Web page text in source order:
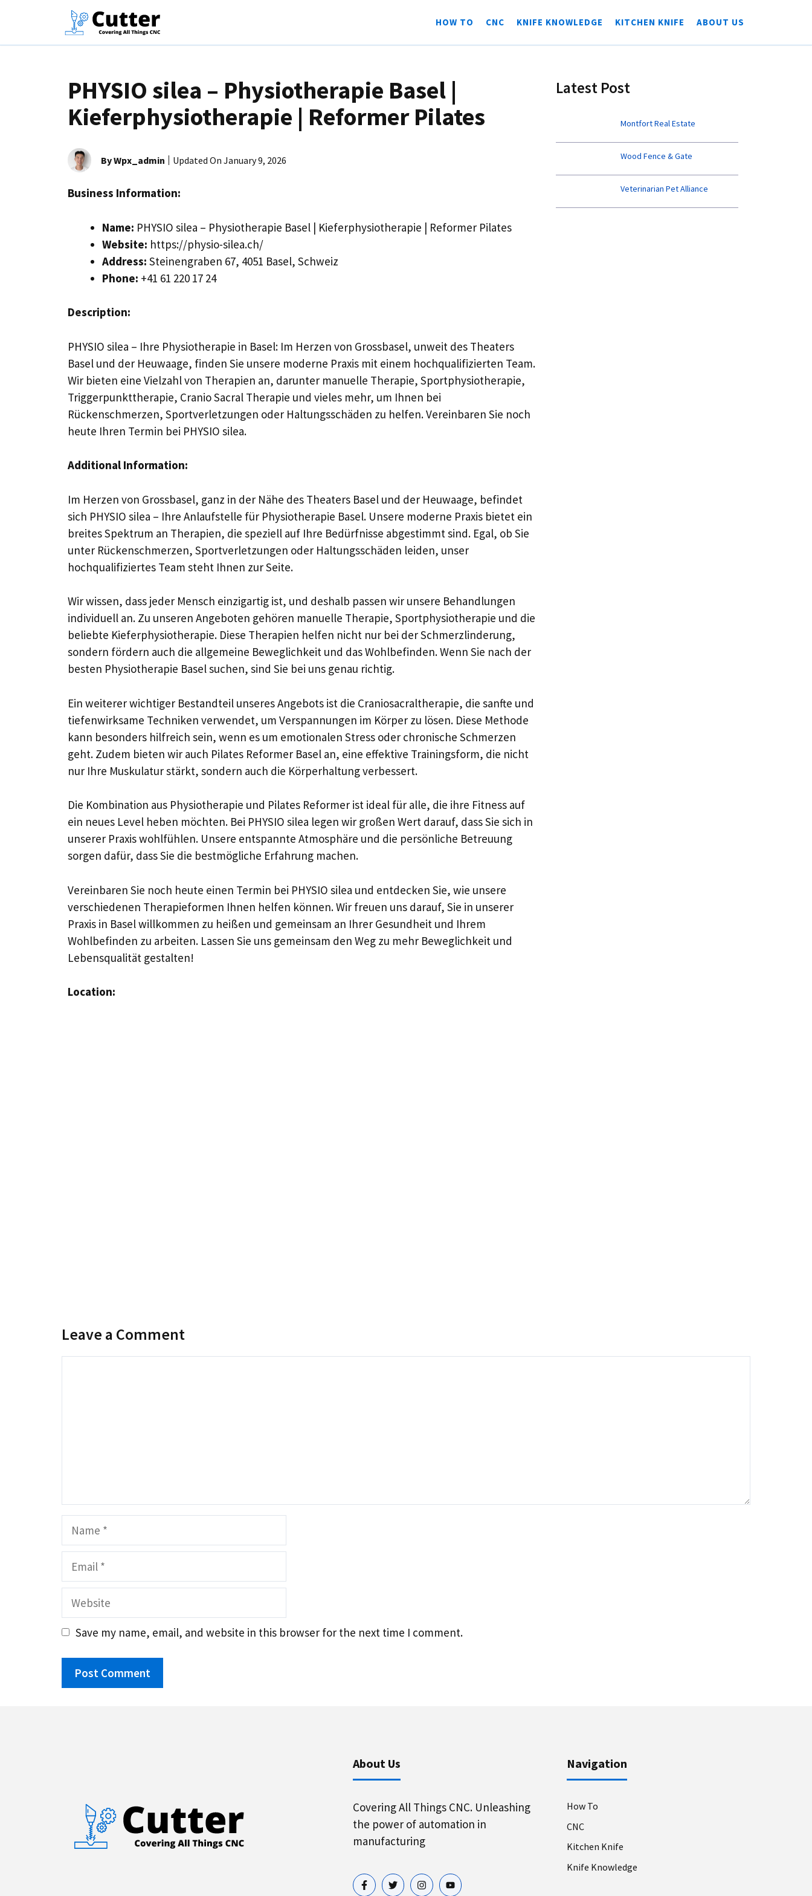
content
HOW TO CNC KNIFE KNOWLEDGE KITCHEN KNIFE ABOUT US
PHYSIO silea – Physiotherapie Basel |
Kieferphysiotherapie | Reformer Pilates
By Wpx_admin Updated On January 9, 2026
Business Information:
Name: PHYSIO silea – Physiotherapie Basel | Kieferphysiotherapie | Reformer Pilates
Website: https://physio-silea.ch/
Address: Steinengraben 67, 4051 Basel, Schweiz
Phone: +41 61 220 17 24
Description:
PHYSIO silea – Ihre Physiotherapie in Basel: Im Herzen von Grossbasel, unweit des Theaters
Basel und der Heuwaage, finden Sie unsere moderne Praxis mit einem hochqualifizierten Team.
Wir bieten eine Vielzahl von Therapien an, darunter manuelle Therapie, Sportphysiotherapie,
Triggerpunkttherapie, Cranio Sacral Therapie und vieles mehr, um Ihnen bei
Rückenschmerzen, Sportverletzungen oder Haltungsschäden zu helfen. Vereinbaren Sie noch
heute Ihren Termin bei PHYSIO silea.
Additional Information:
Im Herzen von Grossbasel, ganz in der Nähe des Theaters Basel und der Heuwaage, befindet
sich PHYSIO silea – Ihre Anlaufstelle für Physiotherapie Basel. Unsere moderne Praxis bietet ein
breites Spektrum an Therapien, die speziell auf Ihre Bedürfnisse abgestimmt sind. Egal, ob Sie
unter Rückenschmerzen, Sportverletzungen oder Haltungsschäden leiden, unser
hochqualifiziertes Team steht Ihnen zur Seite.
Wir wissen, dass jeder Mensch einzigartig ist, und deshalb passen wir unsere Behandlungen
individuell an. Zu unseren Angeboten gehören manuelle Therapie, Sportphysiotherapie und die
beliebte Kieferphysiotherapie. Diese Therapien helfen nicht nur bei der Schmerzlinderung,
sondern fördern auch die allgemeine Beweglichkeit und das Wohlbefinden. Wenn Sie nach der
besten Physiotherapie Basel suchen, sind Sie bei uns genau richtig.
Ein weiterer wichtiger Bestandteil unseres Angebots ist die Craniosacraltherapie, die sanfte und
tiefenwirksame Techniken verwendet, um Verspannungen im Körper zu lösen. Diese Methode
kann besonders hilfreich sein, wenn es um emotionalen Stress oder chronische Schmerzen
geht. Zudem bieten wir auch Pilates Reformer Basel an, eine effektive Trainingsform, die nicht
nur Ihre Muskulatur stärkt, sondern auch die Körperhaltung verbessert.
Die Kombination aus Physiotherapie und Pilates Reformer ist ideal für alle, die ihre Fitness auf
ein neues Level heben möchten. Bei PHYSIO silea legen wir großen Wert darauf, dass Sie sich in
unserer Praxis wohlfühlen. Unsere entspannte Atmosphäre und die persönliche Betreuung
sorgen dafür, dass Sie die bestmögliche Erfahrung machen.
Vereinbaren Sie noch heute einen Termin bei PHYSIO silea und entdecken Sie, wie unsere
verschiedenen Therapieformen Ihnen helfen können. Wir freuen uns darauf, Sie in unserer
Praxis in Basel willkommen zu heißen und gemeinsam an Ihrer Gesundheit und Ihrem
Wohlbefinden zu arbeiten. Lassen Sie uns gemeinsam den Weg zu mehr Beweglichkeit und
Lebensqualität gestalten!
Location:
Latest Post
Montfort Real Estate
Wood Fence & Gate
Veterinarian Pet Alliance
Leave a Comment
Website
Save my name, email, and website in this browser for the next time I comment.
About Us
Covering All Things CNC. Unleashing
the power of automation in
manufacturing
Navigation
How To
CNC
Kitchen Knife
Knife Knowledge